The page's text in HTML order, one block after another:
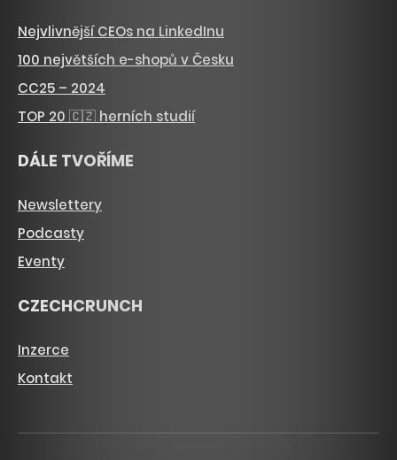
Nejvlivnější CEOs na LinkedInu
100 největších e-shopů v Česku
CC25 – 2024
TOP 20 🇨🇿 herních studií
DÁLE TVOŘÍME
Newslettery
Podcasty
Eventy
CZECHCRUNCH
Inzerce
Kontakt